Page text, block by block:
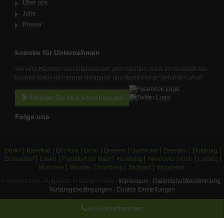
Im Geschäft anrufen
Über uns
Jobs
Presse
koomio für Unternehmen
Sie sind Händler oder Dienstleister und möchten, dass Ihr Geschäft bei
koomio sowie im Internet sichtbarer und damit besser gefunden wird?
Melden Sie sich kostenlos an!
Folge uns
Berlin Bielefeld Bochum Bonn Bremen Dortmund Dresden
Duisburg
Düsseldorf
Essen Frankfurt am Main Hamburg Hannover Köln
Leipzig
München
Münster Nürnberg Stuttgart
Wuppertal
Impressum Datenschutzbestimmung
Nutzungsbedingungen
Cookie Einstellungen